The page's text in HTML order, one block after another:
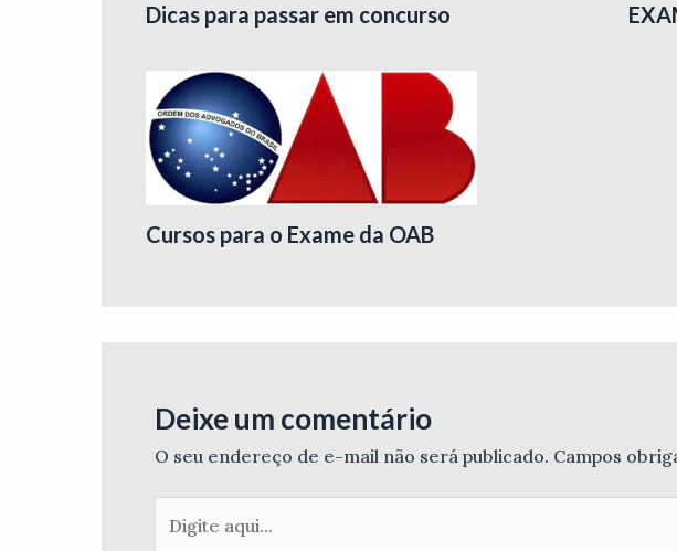
Dicas para passar em concurso
Cursos para o Exame da OAB
Deixe um comentário
O seu endereço de e-mail não será publicado. Campos
aqui...